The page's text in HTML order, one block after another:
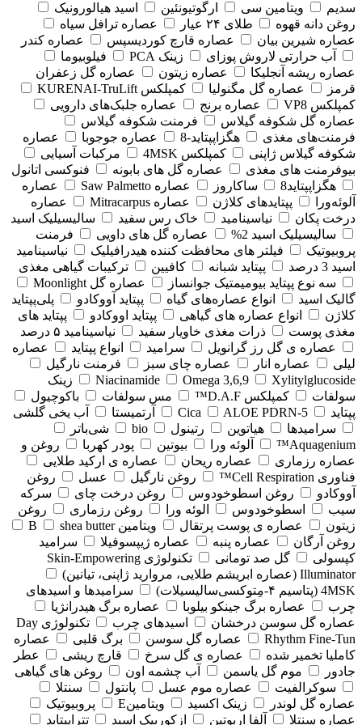
سدیم
ویتامین سی ارگوتیونئین
اسید هیالورونیک
روغن دانه قهوه
طلای ۲۴ عیار
عصاره ترافل سیاه
عصاره شیرین بیان
عصاره قارچ کوردیسپس
عصاره کندر
آب حرارتی لاروش پوزای
زینک PCA
فیلوبیوما
عصاره ریشه آنجلیکا
عصاره زیتون
عصاره گل زعفران
قرمز
عصاره گل مگنولیا
کمپلکس KURENAI-TruLift
کمپلکس VP8
عصاره برنج
عصاره جلبک‌های دارویی
عصاره گل شکوفه گیلاس
فرمنت شکوفه گیلاس
فرمنت‌های مغذی
هگزاپپتاید-8 عصاره جوجوبا
عصاره
شکوفه گیلاس ژاپنی
کمپلکس 4MSK
مرکبات آسیایی
بیوفرمنت های مغذی
عصاره گل های بابونه
فنوکسی اتانول
هگزاپپتاید8
ساکاروز عصاره Saw Palmetto
عصاره
آلوئه‌ورا
پپتایدهای کلاژن عصاره Mitracarpus
عصاره
درخت پکان
نیاسینامید خاک رس سفید
سالیسیلیک اسید
سالیسیلیک اسید 2%
عصاره گل های داویی
فرمنت
پروبیوتیک
فیلتر های محافظت کننده هیدرافیلیک
نیاسینامید
اسید 3 درصد
پپتاید شبانه کافیین
ترکیبات گیاهی مغذی
سه نوع پپتاید بیومیمتیک جوانساز
عصاره گل Moonlight
گالیک اسید
انواع عصاره‌های گیاه پپتاید آووکادو
پلی‌پپتاید
کلاژن
انواع عصاره های گیاهی پپتاید اووکادو
پپتاید های
مغذی پوست
ذرات مغذی خاویار سفید
نیاسینامید ۵ درصد
عصاره ی گل رز گرانویل
سرامید انواع پپتاید
عصاره
لیلی
عصاره انار عصاره چای سبز
فرمنت نارگیل
Niacinamide
Omega 3,6,9 Xylitylglucoside
زینک
سولفات
کمپلکس D.A.F™ مس سولفات
باکوچیول
پپتاید
5-Cica
ALOE PDRN آرتمیستا
آب یخی گلشی
سرامیدها
هیاتوین رتینول bio
شی‌باتر
Aquagenium™
آلوئه ورا بیوتین پودر کهربا
روغن و
عصاره رزماری
عصاره ریحان
عصاره ی ارکید طلایی
فناوری Cell Respiration™
روغن نارگیل عسل
روغن
آووکادو
روغن اسطوخودوس روغن درخت چای
سرکه
سیب
اسطوخودوس الوئه ورا روغن رزماری
روغن
زیتون
عصاره ی پوست پرتقال ویتامین Bshea butter
روغن آرگان
عصاره پنبه عصاره ژیپسوفیلا
سرامید
کپسولی
گل صد تومانی
تکنولوژی Skin-Empowering
Illuminator (عصاره ابریشم طلایی، مروارید ژاپنی، تیانین)
4MSK (پتاسیم ۴‑مِتوکسی‌سالیسیلات)
سرامیدها و اسیدهای
چرب
عصاره برگ جینکو بیلوبا
عصاره برگ هیدرانژیا
عصاره گل سوسن درخشان
اسیدهای چرب
تکنولوژی Day
Rhythm Fine‑Tun
عصاره گل سوسن برگ قلبی
عصاره
کاملیا تخمیر شده
عصاره ی گل سرخ قارچ ریشی
عطر
جادور
موم گل یاسمن آب چشمه اون
روغن های گیاهی
سوکرالفیت
عصاره موم عسل پانتول
سنتلا
عصاره گل لوندر
زینک اکسید ویتامینE
پروبیوتیک
عصاره سنتلا
آلفا اربوتین ازکوربیک اسید تتراپپتاید